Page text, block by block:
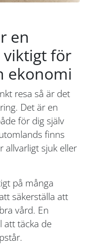
en
viktigt för
ekonomi
resa så är det
Det är en
för dig själv
finns
allvarligt sjuk eller
på många
säkerställa att
vård. En
att täcka de